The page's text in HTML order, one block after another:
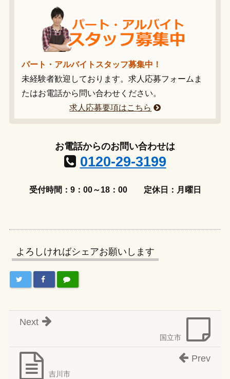
パート・アルバイトスタッフ募集中！
未経験者歓迎しております。求人応募フォームま
たはお電話から問い合わせください。
求人応募要項はこちら
お電話からのお問い合わせは
0120-29-3199
受付時間：9：00～18：00 定休日：月曜日
よろしければシェアお願いします
国立市
Next
吉川市
Prev